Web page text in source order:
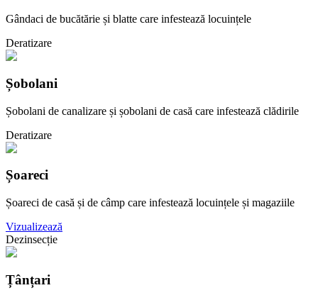
Gândaci de bucătărie și blatte care infestează locuințele
Deratizare
Șobolani
Șobolani de canalizare și șobolani de casă care infestează clădirile
Deratizare
Șoareci
Șoareci de casă și de câmp care infestează locuințele și magaziile
Vizualizează
Dezinsecție
Țânțari